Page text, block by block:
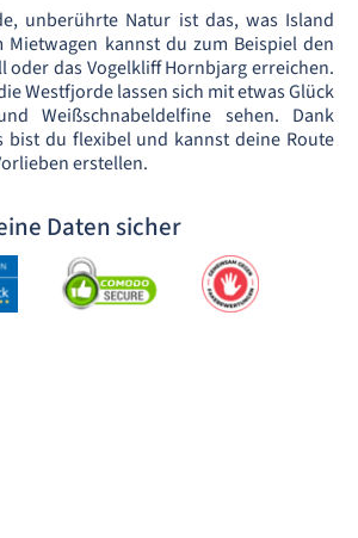
unberührte Natur ist das, was Island
Mietwagen kannst du zum Beispiel den
oder das Vogelkliff Hornbjarg erreichen.
Westfjorde lassen sich mit etwas Glück
Weißschnabeldelfine sehen. Dank
bist du flexibel und kannst deine Route
erstellen.
Daten sicher